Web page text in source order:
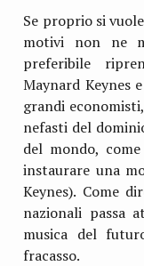
Se proprio si
motivi non ne
preferibile
Maynard Keynes
grandi
nefasti del
del mondo,
instaurare una
Keynes). Come
nazionali passa
musica del
fracasso.